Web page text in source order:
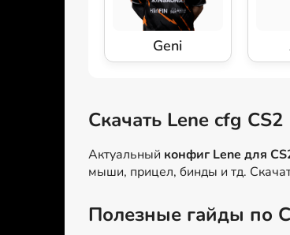
Geni
Скачать Lene cfg CS2
Актуальный конфиг Lene для
мыши, прицел, бинды и тд.
Полезные гайды по